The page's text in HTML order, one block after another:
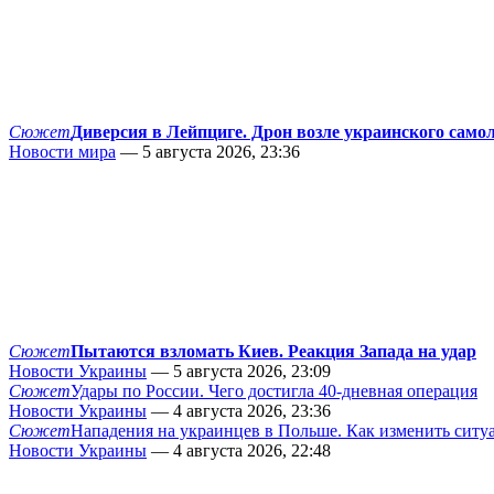
СюжетДиверсия в Лейпциге. Дрон возле украинского
Новости мира — 5 августа 2026, 23:36
СюжетПытаются взломать Киев. Реакция Запада на удар
Новости Украины — 5 августа 2026, 23:09
СюжетУдары по России. Чего достигла 40-дневная операция
Новости Украины — 4 августа 2026, 23:36
СюжетНападения на украинцев в Польше. Как изменить
Новости Украины — 4 августа 2026, 22:48